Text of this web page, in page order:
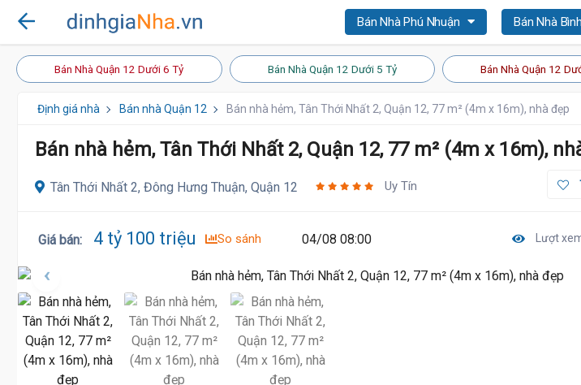
Bán Nhà Phú Nhuận Bán Nhà
Bán Nhà Quận 12 Dưới 6 Tỷ Bán Nhà Quận 12 Dưới 5 Tỷ Bán Nhà Quận 12
Định giá nhà Bán nhà Quận 12 Bán nhà hẻm, Tân Thới Nhất 2, Quận 12, 77 m² (4m x 16m), nhà đẹp
Bán nhà hẻm, Tân Thới Nhất 2, Quận 12, 77 m² (4m x 16m),
Tân Thới Nhất 2, Đông Hưng Thuận, Quận 12 Uy Tín
Giá bán: 4 tỷ 100 triệu So sánh 04/08 08:00 Lượt